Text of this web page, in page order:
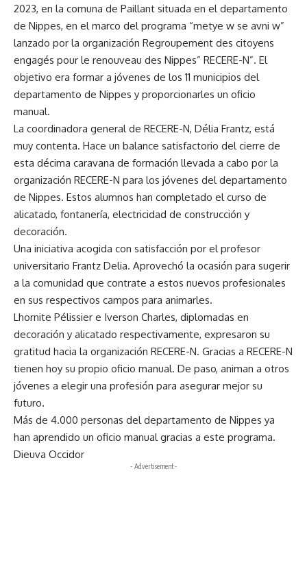
2023, en la comuna de Paillant situada en el departamento
de Nippes, en el marco del programa “metye w se avni w”
lanzado por la organización Regroupement des citoyens
engagés pour le renouveau des Nippes” RECERE-N”. El
objetivo era formar a jóvenes de los 11 municipios del
departamento de Nippes y proporcionarles un oficio
manual.
La coordinadora general de RECERE-N, Délia Frantz, está
muy contenta. Hace un balance satisfactorio del cierre de
esta décima caravana de formación llevada a cabo por la
organización RECERE-N para los jóvenes del departamento
de Nippes. Estos alumnos han completado el curso de
alicatado, fontanería, electricidad de construcción y
decoración.
Una iniciativa acogida con satisfacción por el profesor
universitario Frantz Delia. Aprovechó la ocasión para sugerir
a la comunidad que contrate a estos nuevos profesionales
en sus respectivos campos para animarles.
Lhornite Pélissier e Iverson Charles, diplomadas en
decoración y alicatado respectivamente, expresaron su
gratitud hacia la organización RECERE-N. Gracias a RECERE-N
tienen hoy su propio oficio manual. De paso, animan a otros
jóvenes a elegir una profesión para asegurar mejor su
futuro.
Más de 4.000 personas del departamento de Nippes ya
han aprendido un oficio manual gracias a este programa.
Dieuva Occidor
- Advertisement -